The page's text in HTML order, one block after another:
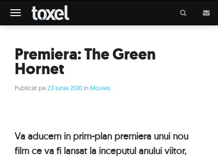
Meniu
Premiera: The Green
Hornet
Publicat pe23 Iunie 2010 in Movies
Va aducem in prim-plan premiera unui nou
film ce va fi lansat la inceputul anului viitor,